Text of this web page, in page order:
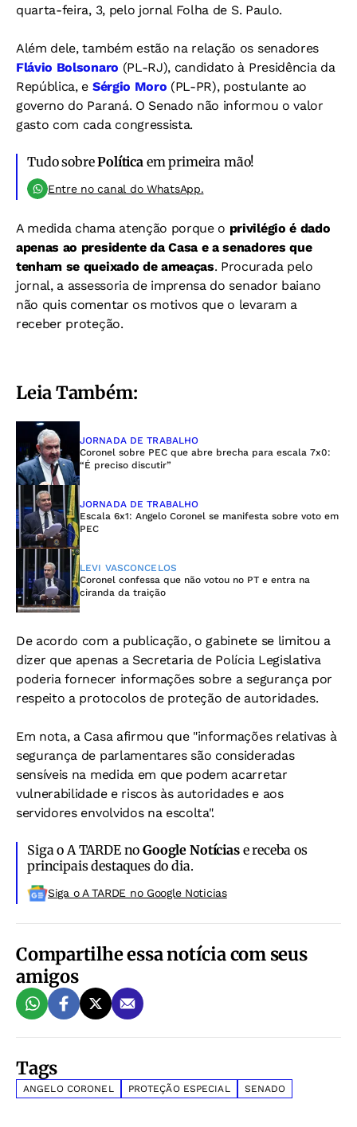
quarta-feira, 3, pelo jornal Folha de S. Paulo.
Além dele, também estão na relação os senadores
Flávio Bolsonaro (PL-RJ), candidato à Presidência da
República, e Sérgio Moro (PL-PR), postulante ao
governo do Paraná. O Senado não informou o valor
gasto com cada congressista.
Tudo sobrePolíticaem primeira mão!
Entre no canal do WhatsApp.
A medida chama atenção porque o privilégio é dado
apenas ao presidente da Casa e a senadores que
tenham se queixado de ameaças. Procurada pelo
jornal, a assessoria de imprensa do senador baiano
não quis comentar os motivos que o levaram a
receber proteção.
Leia Também:
JORNADA DE TRABALHO
Coronel sobre PEC que abre brecha para escala 7x0:
“É preciso discutir”
JORNADA DE TRABALHO
Escala 6x1: Angelo Coronel se manifesta sobre voto em
PEC
LEVI VASCONCELOS
Coronel confessa que não votou no PT e entra na
ciranda da traição
De acordo com a publicação, o gabinete se limitou a
dizer que apenas a Secretaria de Polícia Legislativa
poderia fornecer informações sobre a segurança por
respeito a protocolos de proteção de autoridades.
Em nota, a Casa afirmou que "informações relativas à
segurança de parlamentares são consideradas
sensíveis na medida em que podem acarretar
vulnerabilidade e riscos às autoridades e aos
servidores envolvidos na escolta".
Siga o A TARDE noGoogle Notíciase receba os
principais destaques do dia.
Siga o A TARDE no Google Noticias
Compartilhe essa notícia com seus
amigos
Tags
ANGELO CORONEL PROTEÇÃO ESPECIAL SENADO